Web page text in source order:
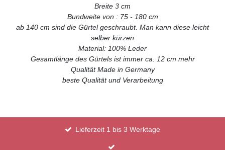
Breite 3 cm
Bundweite von : 75 - 180 cm
ab 140 cm sind die Gürtel geschraubt. Man kann diese leicht
selber kürzen
Material: 100% Leder
Gesamtlänge des Gürtels ist immer ca. 12 cm mehr
Qualität Made in Germany
beste Qualität und Verarbeitung
Lieferzeit 1 bis 3 Werktage